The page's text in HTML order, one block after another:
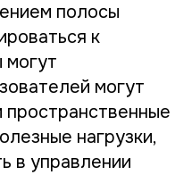
полосы
к
могут
могут
нагрузки,
в управлении